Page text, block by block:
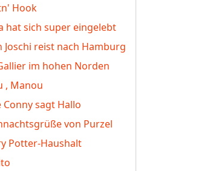
Hook
hat sich super eingelebt
Joschi reist nach Hamburg
im hohen Norden
, Manou
Conny sagt Hallo
von Purzel
Potter-Haushalt